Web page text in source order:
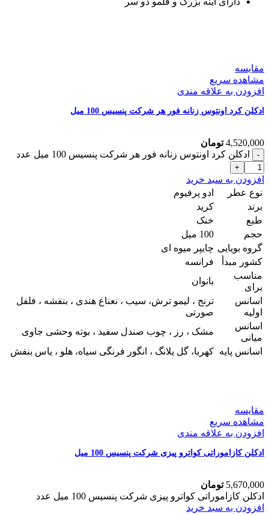
مقایسه
مشاهده سریع
افزودن به علاقه مندی
ادکلن کرد اونتوس زنانه فور هر شرکت پنسیس 100 میل
4,520,000 تومان
ادکلن کرد اونتوس زنانه فور هر شرکت پنسیس 100 میل عدد
افزودن به سبد خرید
نوع عطر
ادو پرفیوم
برند
کرید
طبع
خنک
حجم
100 میل
گروه بویایی چایپر میوه ای
کشور مبدأ
فرانسه
مناسب
برای
بانوان
اسانس
اولیه
ترنج ، لیمو ترش، سیب ، نعناع هندی ، بنفشه ، فلفل
صورتی
اسانس
میانی
مشک ، رز ، چوب صندل سفید ، بوته وحشی جاوی
اسانس پایه کهربا، گل یلانگ ، انگور فرنگی سیاه، هلو ، یاس بنفش
مقایسه
مشاهده سریع
افزودن به علاقه مندی
ادکلن کازاموراتی کواترو پیزی شرکت پنسیس 100 میل
5,670,000 تومان
ادکلن کازاموراتی کواترو پیزی شرکت پنسیس 100 میل عدد
افزودن به سبد خرید